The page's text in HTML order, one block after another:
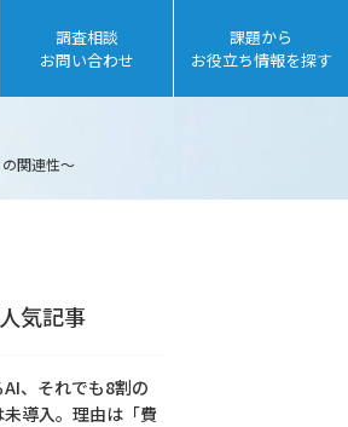
調査相談
お問い合わせ
課題から
お役立ち情報を探す
関連性～
気記事
、それでも8割の
導入。理由は「費